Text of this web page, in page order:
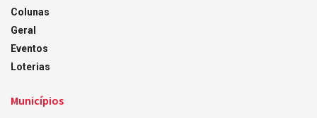
Colunas
Geral
Eventos
Loterias
Municípios